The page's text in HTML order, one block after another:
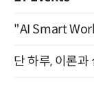
"AI Smart